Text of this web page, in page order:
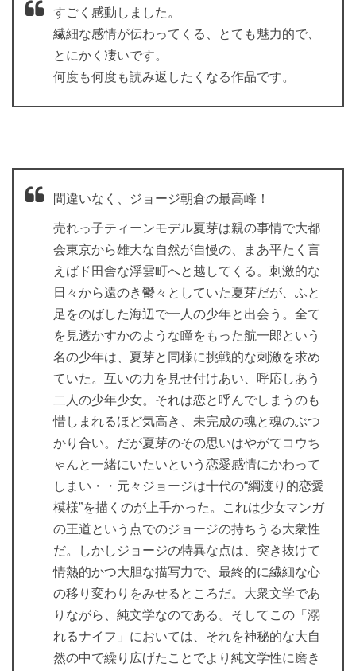
すごく感動しました。
繊細な感情が伝わってくる、とても魅力的で、
とにかく凄いです。
何度も何度も読み返したくなる作品です。
間違いなく、ジョージ朝倉の最高峰！
売れっ子ティーンモデル夏芽は親の事情で大都
会東京から雄大な自然が自慢の、まあ平たく言
えばド田舎な浮雲町へと越してくる。刺激的な
日々から遠のき鬱々としていた夏芽だが、ふと
足をのばした海辺で一人の少年と出会う。全て
を見透かすかのような瞳をもった航一郎という
名の少年は、夏芽と同様に挑戦的な刺激を求め
ていた。互いの力を見せ付けあい、呼応しあう
二人の少年少女。それは恋と呼んでしまうのも
惜しまれるほど気高き、未完成の魂と魂のぶつ
かり合い。だが夏芽のその思いはやがてコウち
ゃんと一緒にいたいという恋愛感情にかわって
しまい・・元々ジョージは十代の“綱渡り的恋愛
模様”を描くのが上手かった。これは少女マンガ
の王道という点でのジョージの持ちうる大衆性
だ。しかしジョージの特異な点は、突き抜けて
情熱的かつ大胆な描写力で、最終的に繊細な心
の移り変わりをみせるところだ。大衆文学であ
りながら、純文学なのである。そしてこの「溺
れるナイフ」においては、それを神秘的な大自
然の中で繰り広げたことでより純文学性に磨き